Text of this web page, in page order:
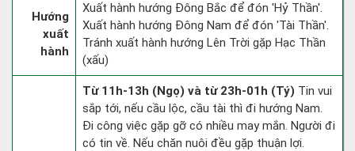
Hướng
xuất
hành
Xuất hành hướng Đông Bắc để đón 'Hỷ Thần'.
Xuất hành hướng Đông Nam để đón 'Tài Thần'.
Tránh xuất hành hướng Lên Trời gặp Hạc Thần
(xấu)
Từ 11h-13h (Ngọ) và từ 23h-01h (Tý) Tin vui
sắp tới, nếu cầu lộc, cầu tài thì đi hướng Nam.
Đi công việc gặp gỡ có nhiều may mắn. Người đi
có tin về. Nếu chăn nuôi đều gặp thuận lợi.